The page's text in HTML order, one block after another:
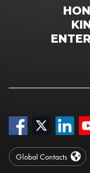
Global Contacts